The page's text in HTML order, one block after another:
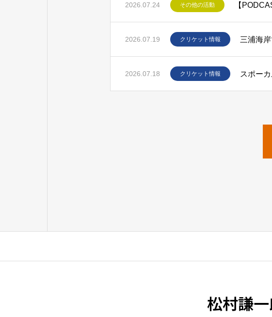
2026.07.24 その他の活動 【
2026.07.19 クリケット情報 三浦海
2026.07.18 クリケット情報 スポー
松村謙